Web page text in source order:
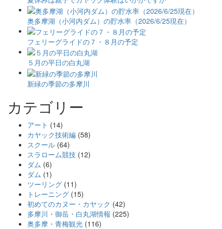
奥多摩湖（小河内ダム）の貯水率（2026/6/25現在）
フェリーグライドの７・８月の予定
５月の平日の白丸湖
新緑の季節の多摩川
カテゴリー
アート (14)
カヤック技術編 (58)
スクール (64)
スラローム競技 (12)
ダム (6)
ダム (1)
ツーリング (11)
トレーニング (15)
初めてのカヌー・カヤック (42)
多摩川・御岳・白丸湖情報 (225)
奥多摩・青梅観光 (116)